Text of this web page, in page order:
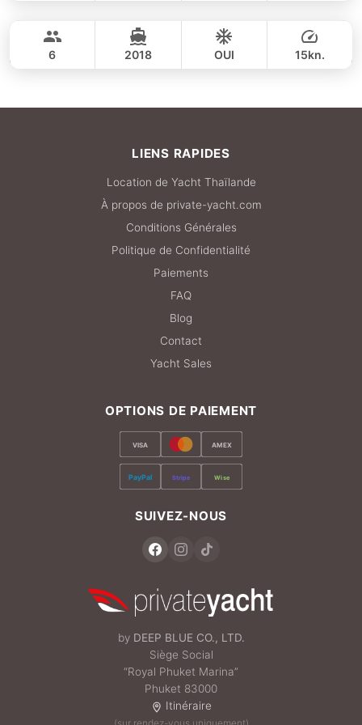
CRANCHI YACHTS 58FT
6 2018 OUI 15kn.
LIENS RAPIDES
Location de Yacht Thaïlande
À propos de private-yacht.com
Conditions Générales
Politique de Confidentialité
Paiements
FAQ
Blog
Contact
Yacht Sales
OPTIONS DE PAIEMENT
VISA AMEX
PayPal Stripe Wise
SUIVEZ-NOUS
by DEEP BLUE CO., LTD.
Siège Social
“Royal Phuket Marina”
Phuket 83000
Itinéraire